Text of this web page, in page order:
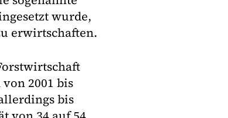
wurde,
erwirtschaften.
2001 bis
bis